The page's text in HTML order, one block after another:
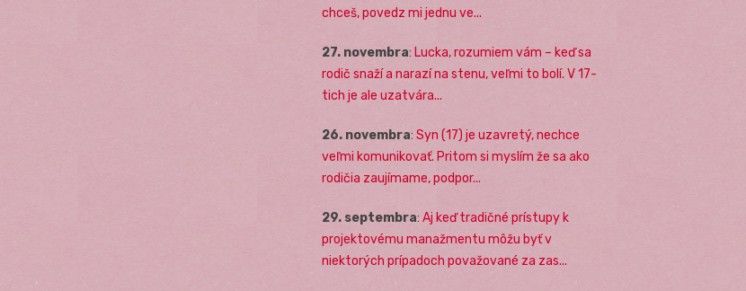
chceš, povedz mi jednu ve...
27. novembra: Lucka, rozumiem vám – keď sa
rodič snaží a narazí na stenu, veľmi to bolí. V 17-
tich je ale uzatvára...
26. novembra: Syn (17) je uzavretý, nechce
veľmi komunikovať. Pritom si myslím že sa ako
rodičia zaujímame, podpor...
29. septembra: Aj keď tradičné prístupy k
projektovému manažmentu môžu byť v
niektorých prípadoch považované za zas...